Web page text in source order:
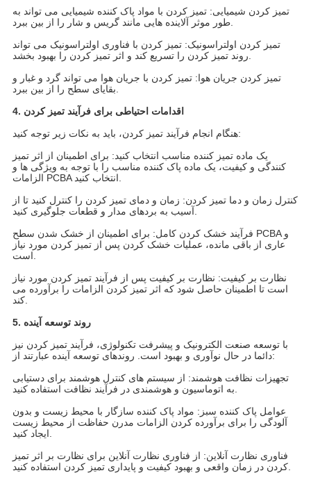
تمیز کردن شیمیایی: تمیز کردن با مواد پاک کننده شیمیایی می تواند به
طور موثر آلاینده هایی مانند گریس و شار را از بین ببرد.
تمیز کردن اولتراسونیک: تمیز کردن با فناوری اولتراسونیک می تواند
تمیز کردن جریان هوا: تمیز کردن با جریان هوا می تواند گرد و غبار و
4. اقدامات احتیاطی برای فرآیند تمیز کردن
هنگام انجام فرآیند تمیز کردن، باید به نکات زیر توجه کنید:
یک ماده تمیز کننده مناسب انتخاب کنید: برای اطمینان از اثر تمیز
کنندگی و کیفیت، یک ماده پاک کننده مناسب را با توجه به ویژگی ها و
کنترل زمان و دما تمیز کردن: زمان و دمای تمیز کردن را کنترل کنید تا از
فرآیند خشک کردن کامل: برای اطمینان از خشک شدن سطح PCBA و
عاری از باقی مانده، عملیات خشک کردن پس از تمیز کردن مورد نیاز
نظارت بر کیفیت: نظارت بر کیفیت پس از فرآیند تمیز کردن مورد نیاز
است تا اطمینان حاصل شود که اثر تمیز کردن الزامات را برآورده می
کند.
5. روند توسعه آینده
با توسعه صنعت الکترونیک و پیشرفت تکنولوژی، فرآیند تمیز کردن نیز
دائما در حال نوآوری و بهبود است. روندهای توسعه آینده عبارتند از:
تجهیزات نظافت هوشمند: از سیستم های کنترل هوشمند برای دستیابی
عوامل پاک کننده سبز: مواد پاک کننده سازگار با محیط زیست و بدون
آلودگی را برای برآورده کردن الزامات مدرن حفاظت از محیط زیست
فناوری نظارت آنلاین: از فناوری نظارت آنلاین برای نظارت بر اثر تمیز
کردن در زمان واقعی و بهبود کیفیت و پایداری تمیز کردن استفاده کنید.